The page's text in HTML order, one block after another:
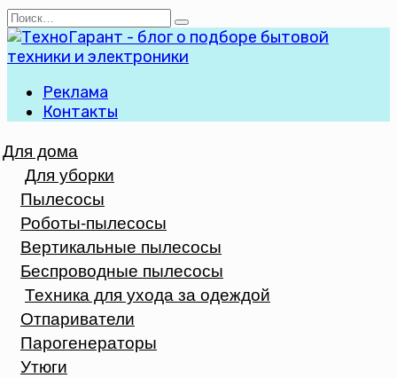
Перейти
к
содержанию
Search
for:
Реклама
Контакты
Для дома
Для уборки
Пылесосы
Роботы-пылесосы
Вертикальные пылесосы
Беспроводные пылесосы
Техника для ухода за одеждой
Отпариватели
Парогенераторы
Утюги